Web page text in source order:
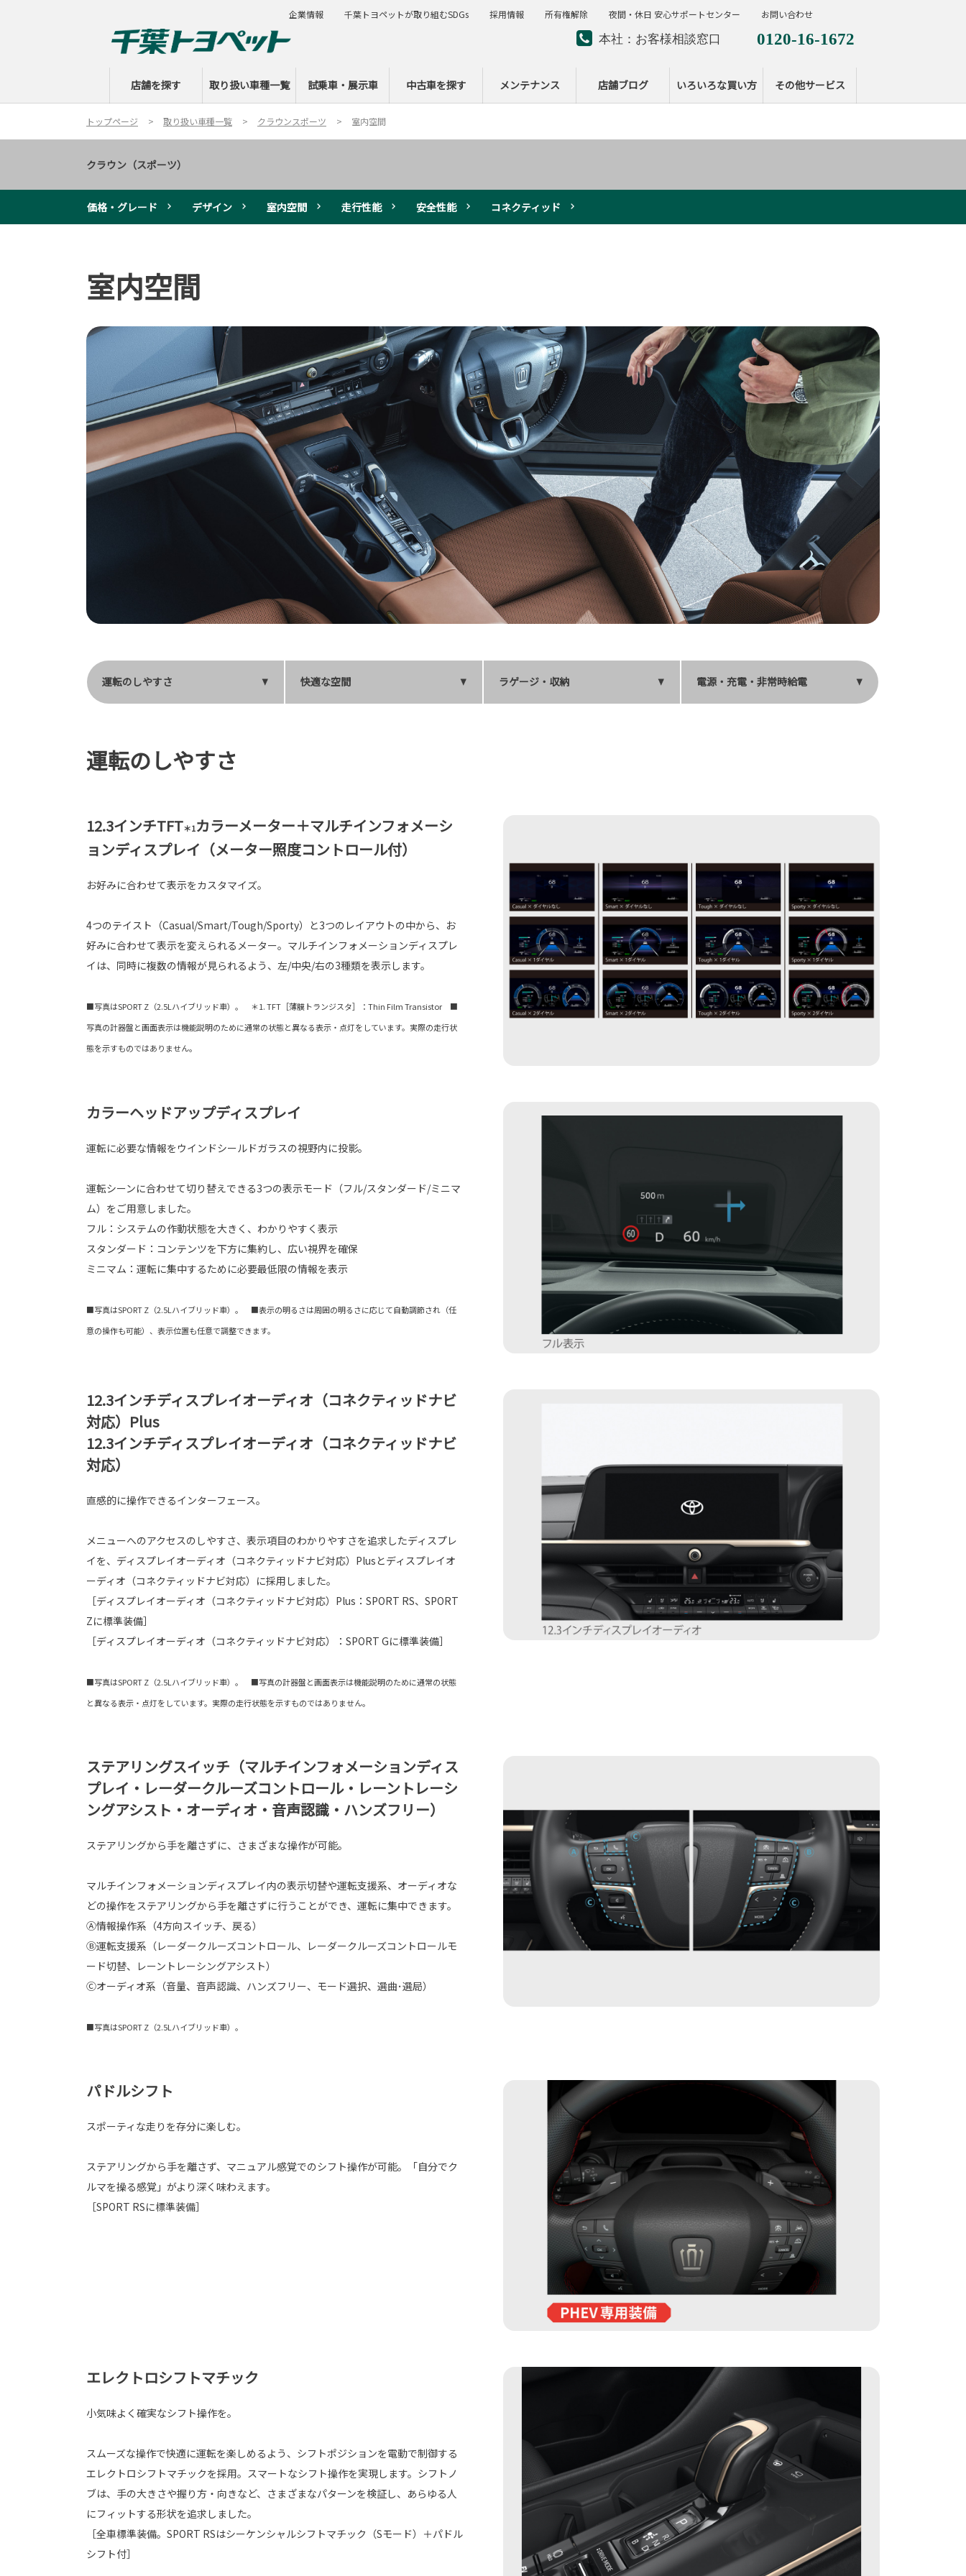
本社：お客様相談窓口 0120-16-1672
ー
店舗を探す 取り扱い車種一覧 試乗車・展示車 中古車を探す メンテナンス 店舗ブログ いろいろな買い方 その他サービス
企業情報 千葉トヨペットが取り組むSDGs 採用情報 所有権解除 夜間・休日 安心サポートセンター お問い合わせ
トップページ 取り扱い車種一覧 クラウンスポーツ 室内空間
クラウン（スポーツ）
価格・グレード デザイン 室内空間 走行性能 安全性能 コネクティッド
室内空間
運転のしやすさ 快適な空間 ラゲージ・収納 電源・充電・非常時給電
運転のしやすさ
12.3インチTFT＊1カラーメーター＋マルチインフォメーシ
ョンディスプレイ（メーター照度コントロール付）
お好みに合わせて表示をカスタマイズ。
4つのテイスト（Casual/Smart/Tough/Sporty）と3つのレイアウトの中から、お
好みに合わせて表示を変えられるメーター。マルチインフォメーションディスプレ
イは、同時に複数の情報が見られるよう、左/中央/右の3種類を表示します。
■写真はSPORT Z（2.5Lハイブリッド車）。 ＊1. TFT［薄膜トランジスタ］：Thin Film Transistor ■
写真の計器盤と画面表示は機能説明のために通常の状態と異なる表示・点灯をしています。実際の走行状
態を示すものではありません。
カラーヘッドアップディスプレイ
運転に必要な情報をウインドシールドガラスの視野内に投影。
運転シーンに合わせて切り替えできる3つの表示モード（フル/スタンダード/ミニマ
ム）をご用意しました。
フル：システムの作動状態を大きく、わかりやすく表示
スタンダード：コンテンツを下方に集約し、広い視界を確保
ミニマム：運転に集中するために必要最低限の情報を表示
■写真はSPORT Z（2.5Lハイブリッド車）。 ■表示の明るさは周囲の明るさに応じて自動調節され（任
意の操作も可能）、表示位置も任意で調整できます。
12.3インチディスプレイオーディオ（コネクティッドナビ
対応）Plus
12.3インチディスプレイオーディオ（コネクティッドナビ
対応）
直感的に操作できるインターフェース。
メニューへのアクセスのしやすさ、表示項目のわかりやすさを追求したディスプレ
イを、ディスプレイオーディオ（コネクティッドナビ対応）Plusとディスプレイオ
ーディオ（コネクティッドナビ対応）に採用しました。
［ディスプレイオーディオ（コネクティッドナビ対応）Plus：SPORT RS、SPORT
Zに標準装備］
［ディスプレイオーディオ（コネクティッドナビ対応）：SPORT Gに標準装備］
■写真はSPORT Z（2.5Lハイブリッド車）。 ■写真の計器盤と画面表示は機能説明のために通常の状態
と異なる表示・点灯をしています。実際の走行状態を示すものではありません。
ステアリングスイッチ（マルチインフォメーションディス
プレイ・レーダークルーズコントロール・レーントレーシ
ングアシスト・オーディオ・音声認識・ハンズフリー）
ステアリングから手を離さずに、さまざまな操作が可能。
マルチインフォメーションディスプレイ内の表示切替や運転支援系、オーディオな
どの操作をステアリングから手を離さずに行うことができ、運転に集中できます。
Ⓐ情報操作系（4方向スイッチ、戻る）
Ⓑ運転支援系（レーダークルーズコントロール、レーダークルーズコントロールモ
ード切替、レーントレーシングアシスト）
Ⓒオーディオ系（音量、音声認識、ハンズフリー、モード選択、選曲･選局）
■写真はSPORT Z（2.5Lハイブリッド車）。
パドルシフト
スポーティな走りを存分に楽しむ。
ステアリングから手を離さず、マニュアル感覚でのシフト操作が可能。「自分でク
ルマを操る感覚」がより深く味わえます。
［SPORT RSに標準装備］
エレクトロシフトマチック
小気味よく確実なシフト操作を。
スムーズな操作で快適に運転を楽しめるよう、シフトポジションを電動で制御する
エレクトロシフトマチックを採用。スマートなシフト操作を実現します。シフトノ
ブは、手の大きさや握り方・向きなど、さまざまなパターンを検証し、あらゆる人
にフィットする形状を追求しました。
［全車標準装備。SPORT RSはシーケンシャルシフトマチック（Sモード）＋パドル
シフト付］